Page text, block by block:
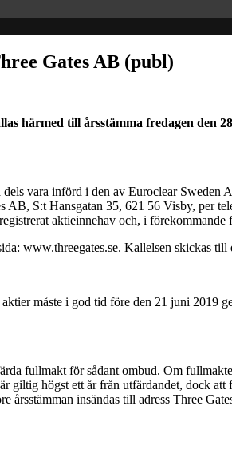
Gates AB (publ)
härmed till årsstämma fredagen den
vara införd i den av Euroclear
AB, S:t Hansgatan 35, 621 56 Visby, per
aktieinnehav och, i
www.threegates.se. Kallelsen skickas till
måste i god tid före den 21 juni
fullmakt för sådant ombud. Om
giltig högst ett år från utfärdandet, dock
årsstämman insändas till adress Three